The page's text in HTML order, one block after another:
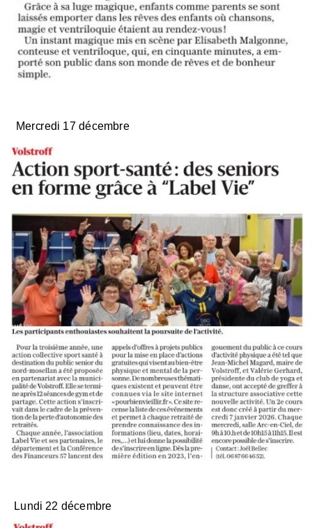
Mercredi 17 décembre
Lundi 22 décembre